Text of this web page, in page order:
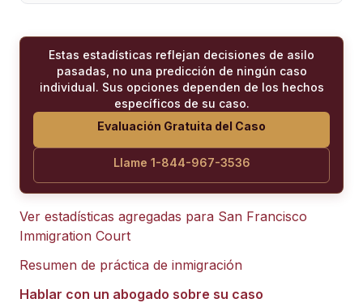
Estas estadísticas reflejan decisiones de asilo
pasadas, no una predicción de ningún caso
individual. Sus opciones dependen de los hechos
específicos de su caso.
Evaluación Gratuita del Caso
Llame 1-844-967-3536
Ver estadísticas agregadas para San Francisco
Immigration Court
Resumen de práctica de inmigración
Hablar con un abogado sobre su caso